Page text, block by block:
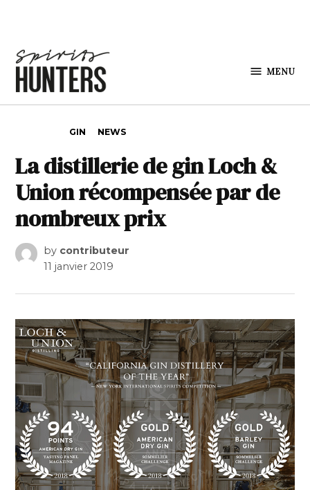
MENU
GIN NEWS
La distillerie de gin Loch &
Union récompensée par de
nombreux prix
by contributeur
11 janvier 2019